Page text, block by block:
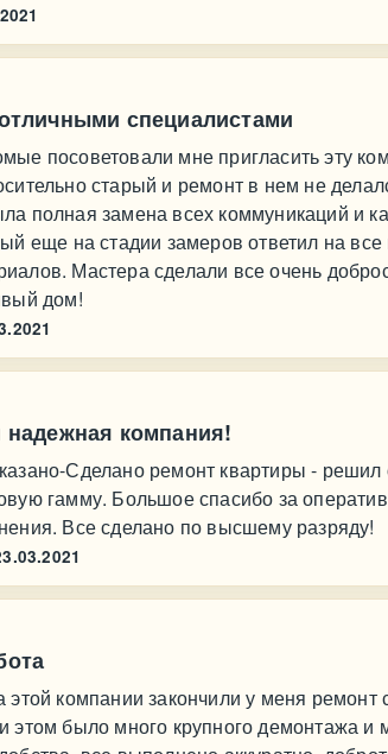
специалистами
посоветовали мне пригласить эту
старый и ремонт в нем не
полная замена всех коммуникаций и
еще на стадии замеров ответил на
Мастера сделали все очень
дом!
надежная компания!
Сделано ремонт квартиры - решил
гамму. Большое спасибо за
Все сделано по высшему разряду!
этой компании закончили у меня
этом было много крупного демонтажа и